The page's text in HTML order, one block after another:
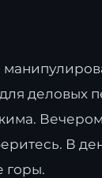
деловых
В
горы.